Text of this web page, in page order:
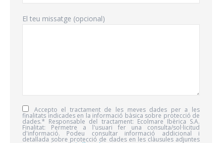
El teu missatge (opcional)
Accepto el tractament de les meves dades per a les
finalitats indicades en la informació bàsica sobre protecció de
dades.* Responsable del tractament: Ecolmare Ibèrica S.A.
Finalitat: Permetre a l'usuari fer una consulta/sol·licitud
d'informació. Podeu consultar informació addicional i
detallada sobre protecció de dades en les clàusules adjuntes